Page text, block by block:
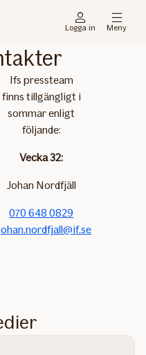
Logga in Meny
Ifs pressteam
finns tillgängligt i
sommar enligt
följande:
Vecka 32:
Johan Nordfjäll
070 648 0829